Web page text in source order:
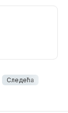
Следећа